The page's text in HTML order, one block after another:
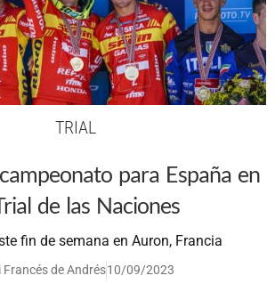
TRIAL
para España en
de las Naciones
fin de semana en Auron, Francia
Francés de Andrés10/09/2023